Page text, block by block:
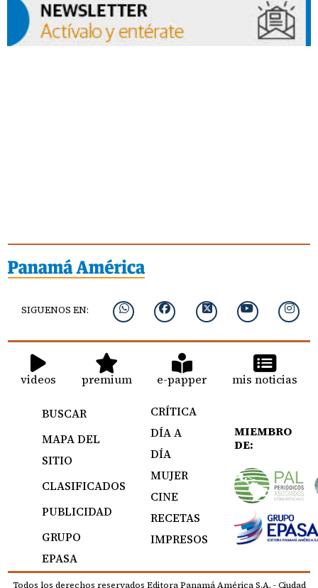
SIGUENOS EN:
videos premium e-papper mis noticias
BUSCAR
MAPA DEL
SITIO
CLASIFICADOS
PUBLICIDAD
GRUPO
EPASA
CRÍTICA
DÍA A
DÍA
MUJER
CINE
RECETAS
IMPRESOS
MIEMBRO
DE:
Todos los derechos reservados Editora Panamá América S.A. - Ciudad